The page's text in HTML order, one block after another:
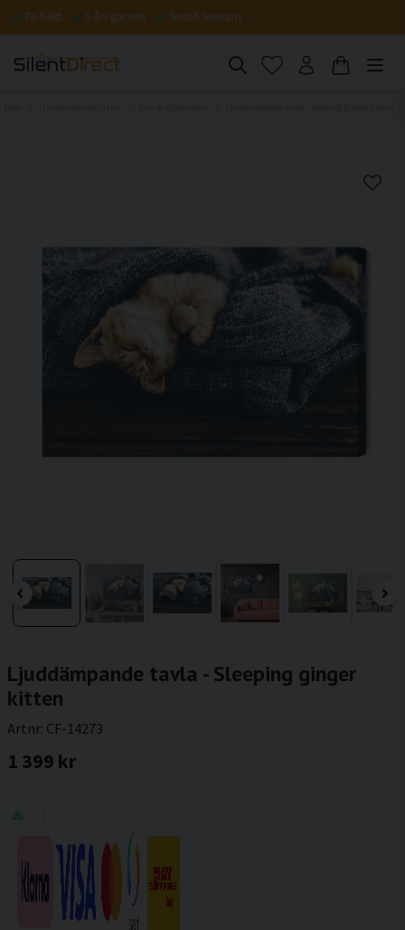
Fri frakt 5 års garanti Snabb leverans
Ljuddämpande tavla - Sleeping ginger
kitten
Artnr: CF-14273
1 399 kr